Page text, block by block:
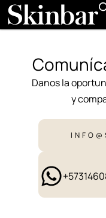
Danos la
y